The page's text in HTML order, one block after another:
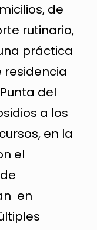
de
rutinario,
práctica
residencia
del
a los
en la
el
en